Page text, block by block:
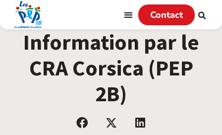
Contact
Information par le
CRA Corsica (PEP
2B)